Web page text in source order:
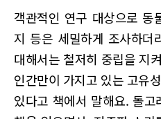
객관적인 연구 대상으로 동
지 등은 세밀하게 조사하더
대해서는 철저히 중립을 지
인간만이 가지고 있는 고유
있다고 책에서 말해요. 돌